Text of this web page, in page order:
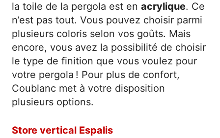
la toile de la pergola est en acrylique. Ce
n’est pas tout. Vous pouvez choisir parmi
plusieurs coloris selon vos goûts. Mais
encore, vous avez la possibilité de choisir
le type de finition que vous voulez pour
votre pergola ! Pour plus de confort,
Coublanc met à votre disposition
plusieurs options.
Store vertical Espalis